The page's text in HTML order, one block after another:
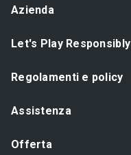
Azienda
Let's Play Responsibly
Regolamenti e policy
Assistenza
Offerta